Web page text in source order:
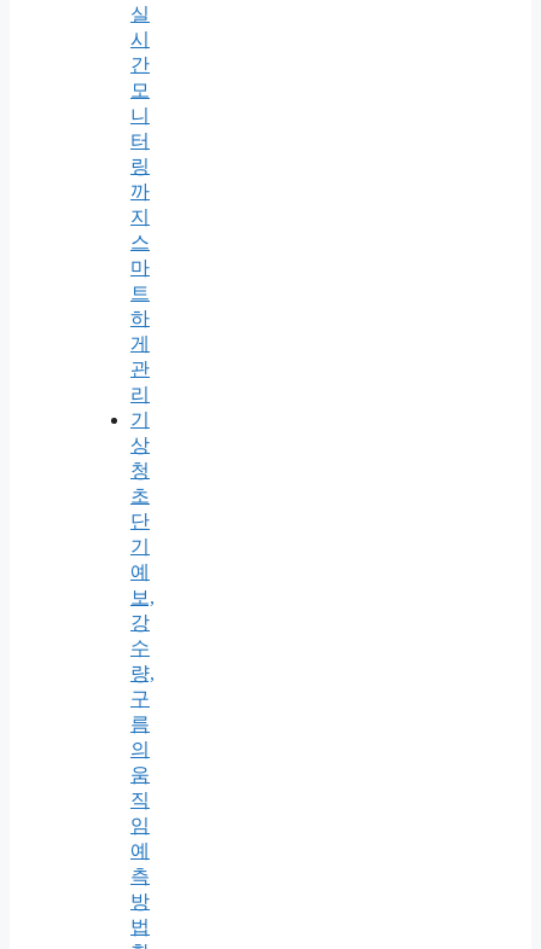
실
시
간
모
니
터
링
까
지
스
마
트
하
게
관
리
기
상
청
초
단
기
예
보,
강
수
량,
구
름
의
움
직
임
예
측
방
법